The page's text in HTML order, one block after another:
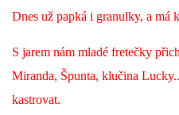
Dnes už papká i granulky, a má
S jarem nám mladé fretečky
Miranda, Špunta, klučina
kastrovat.